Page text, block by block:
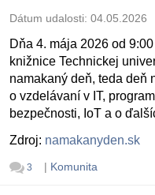
Dátum udalosti: 04.05.2026
Dňa 4. mája 2026 od
knižnice Technickej
namakaný deň, teda deň
o vzdelávaní v IT,
bezpečnosti, IoT a o
Zdroj: namakanyden.sk
3 | Komunita